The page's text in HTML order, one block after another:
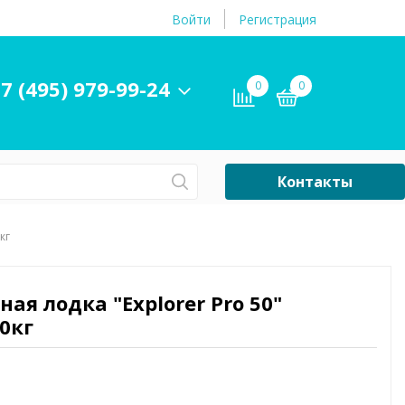
Войти Регистрация
(495) 979-99-24 0 0
принадлежности
Контакты
лодка "Explorer Pro 50"